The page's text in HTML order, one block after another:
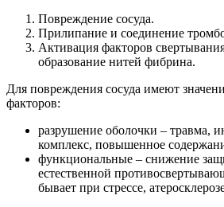
Повреждение сосуда.
Прилипание и соединение
Активация факторов свертывания
образование нитей фибрина.
Для повреждения сосуда имеют
факторов:
разрушение оболочки – травма,
комплекс, повышенное
функциональные – снижение
естественной
бывает при стрессе,